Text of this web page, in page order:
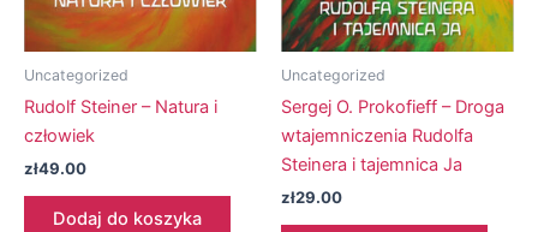
Uncategorized
Rudolf Steiner – Natura i
człowiek
zł49.00
Dodaj do koszyka
Uncategorized
Sergej O. Prokofieff – Droga
wtajemniczenia Rudolfa
Steinera i tajemnica Ja
zł29.00